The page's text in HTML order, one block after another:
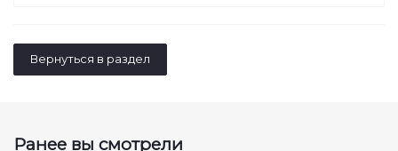
Вернуться в раздел
Ранее вы смотрели